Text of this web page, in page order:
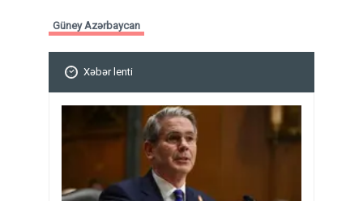
Güney Azərbaycan
Xəbər lenti